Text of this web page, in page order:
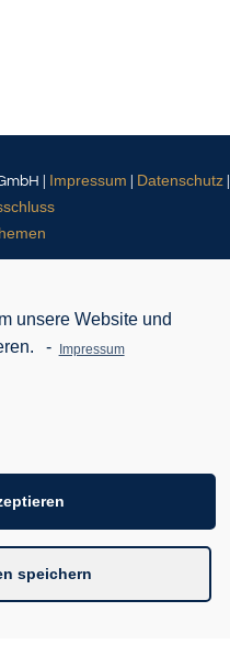
| Impressum Datenschutz
unsere Website und
- Impressum
speichern